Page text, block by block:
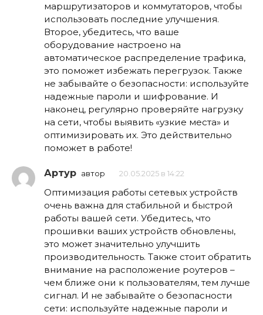
маршрутизаторов и коммутаторов, чтобы
использовать последние улучшения.
Второе, убедитесь, что ваше
оборудование настроено на
автоматическое распределение трафика,
это поможет избежать перегрузок. Также
не забывайте о безопасности: используйте
надежные пароли и шифрование. И
наконец, регулярно проверяйте нагрузку
на сети, чтобы выявить «узкие места» и
оптимизировать их. Это действительно
поможет в работе!
Артур автор 20.05.2025 в 14:22
Оптимизация работы сетевых устройств
очень важна для стабильной и быстрой
работы вашей сети. Убедитесь, что
прошивки ваших устройств обновлены,
это может значительно улучшить
производительность. Также стоит обратить
внимание на расположение роутеров –
чем ближе они к пользователям, тем лучше
сигнал. И не забывайте о безопасности
сети: используйте надежные пароли и